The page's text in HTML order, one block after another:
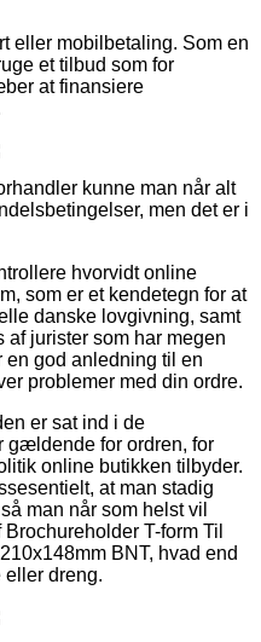
eller mobilbetaling. Som en
et tilbud som for
at finansiere
kunne man når alt
men det er i
hvorvidt online
som er et kendetegn for at
danske lovgivning, samt
jurister som har megen
god anledning til en
problemer med din ordre.
er sat ind i de
gældende for ordren, for
online butikken tilbyder.
at man stadig
man når som helst vil
T-form Til
BNT, hvad end
eller dreng.